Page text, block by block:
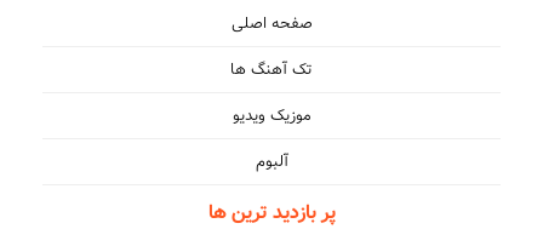
صفحه اصلی
تک آهنگ ها
موزیک ویدیو
آلبوم
پر بازدید ترین ها